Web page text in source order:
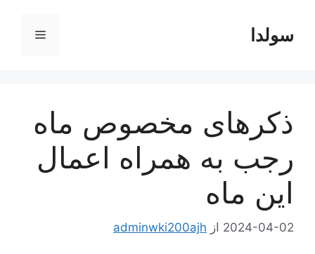
محتواسولدا فهرست
ذکرهای مخصوص ماه
رجب به همراه اعمال
این ماه
2024-04-02 از adminwki200ajh